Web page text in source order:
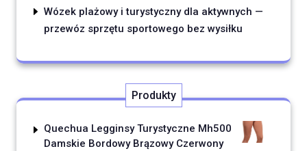
Wózek plażowy i turystyczny dla aktywnych —
przewóz sprzętu sportowego bez wysiłku
Produkty
Quechua Legginsy Turystyczne Mh500
Damskie Bordowy Brązowy Czerwony